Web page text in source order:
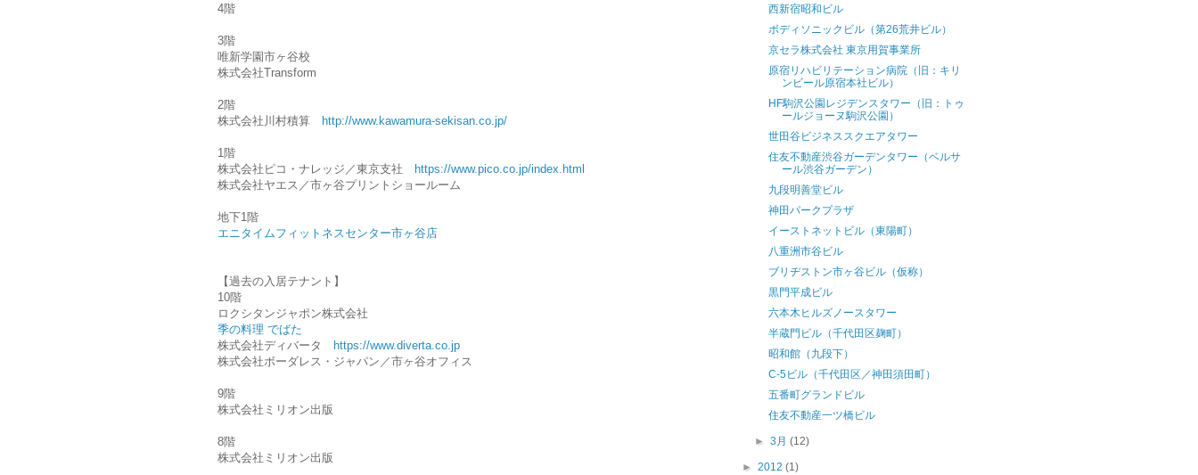
4階
3階
唯新学園市ヶ谷校
株式会社Transform
2階
株式会社川村積算 http://www.kawamura-sekisan.co.jp/
1階
株式会社ピコ・ナレッジ／東京支社 https://www.pico.co.jp/index.html
株式会社ヤエス／市ヶ谷プリントショールーム
地下1階
エニタイムフィットネスセンター市ヶ谷店
【過去の入居テナント】
10階
ロクシタンジャポン株式会社
季の料理 でばた
株式会社ディバータ https://www.diverta.co.jp
株式会社ボーダレス・ジャパン／市ヶ谷オフィス
9階
株式会社ミリオン出版
8階
株式会社ミリオン出版
西新宿昭和ビル
ボディソニックビル（第26荒井ビル）
京セラ株式会社 東京用賀事業所
原宿リハビリテーション病院（旧：キリ
ンビール原宿本社ビル）
HF駒沢公園レジデンスタワー（旧：トゥ
ールジョーヌ駒沢公園）
世田谷ビジネススクエアタワー
住友不動産渋谷ガーデンタワー（ベルサ
ール渋谷ガーデン）
九段明善堂ビル
神田パークプラザ
イーストネットビル（東陽町）
八重洲市谷ビル
ブリヂストン市ヶ谷ビル（仮称）
黒門平成ビル
六本木ヒルズノースタワー
半蔵門ビル（千代田区麹町）
昭和館（九段下）
C-5ビル（千代田区／神田須田町）
五番町グランドビル
住友不動産一ツ橋ビル
►3月(12)
► 2012 (1)